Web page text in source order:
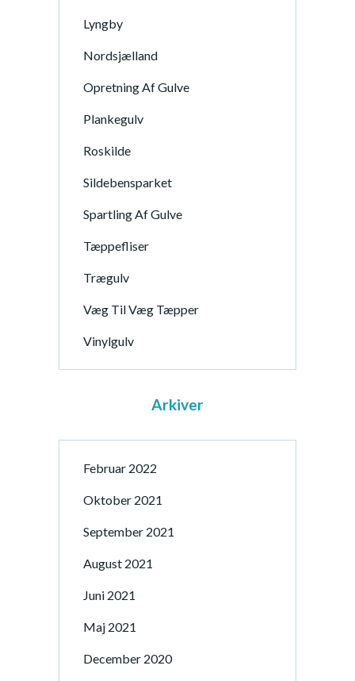
Lyngby
Nordsjælland
Opretning Af Gulve
Plankegulv
Roskilde
Sildebensparket
Spartling Af Gulve
Tæppefliser
Trægulv
Væg Til Væg Tæpper
Vinylgulv
Arkiver
Februar 2022
Oktober 2021
September 2021
August 2021
Juni 2021
Maj 2021
December 2020